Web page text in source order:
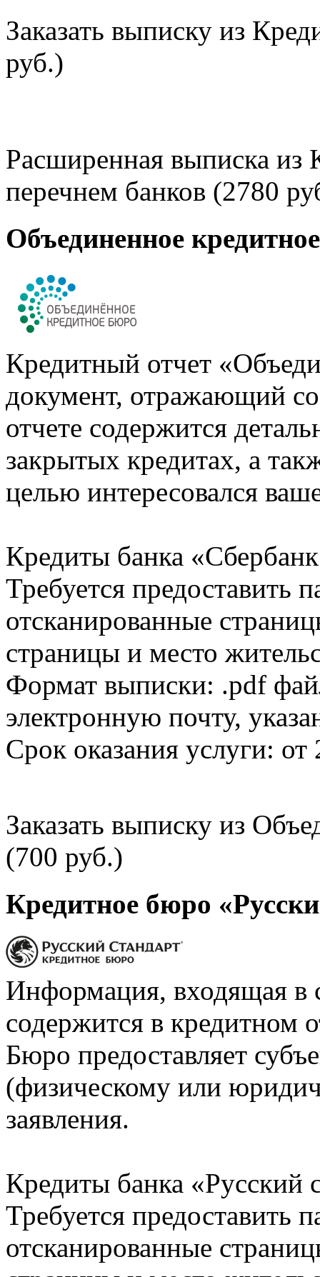
Заказать выписку из
руб.)
Расширенная выписка из
перечнем банков (2780
Объединенное
Кредитный отчет
документ, отражающий
отчете содержится
закрытых кредитах, а
целью интересовался
Кредиты банка
Требуется предоставить
отсканированные
страницы и место
Формат выписки: .pdf
электронную почту,
Срок оказания услуги: от
Заказать выписку из
(700 руб.)
Кредитное бюро
Информация, входящая в
содержится в кредитном
Бюро предоставляет
(физическому или
заявления.
Кредиты банка «Русский
Требуется предоставить
отсканированные